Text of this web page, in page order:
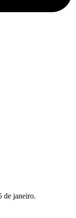
de janeiro.